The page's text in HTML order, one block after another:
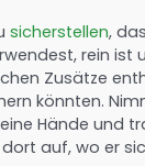
sicherstellen,
rein ist
Zusätze
könnten.
Hände und
dort auf, wo er